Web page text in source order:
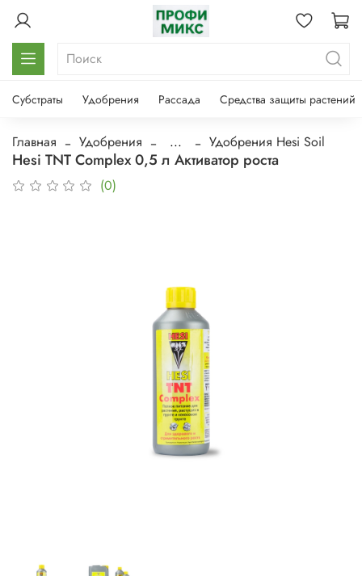
Субстраты Удобрения Рассада Средства защиты растений
Главная Удобрения ... Удобрения Hesi Soil
Hesi TNT Complex 0,5 л Активатор роста
(0)